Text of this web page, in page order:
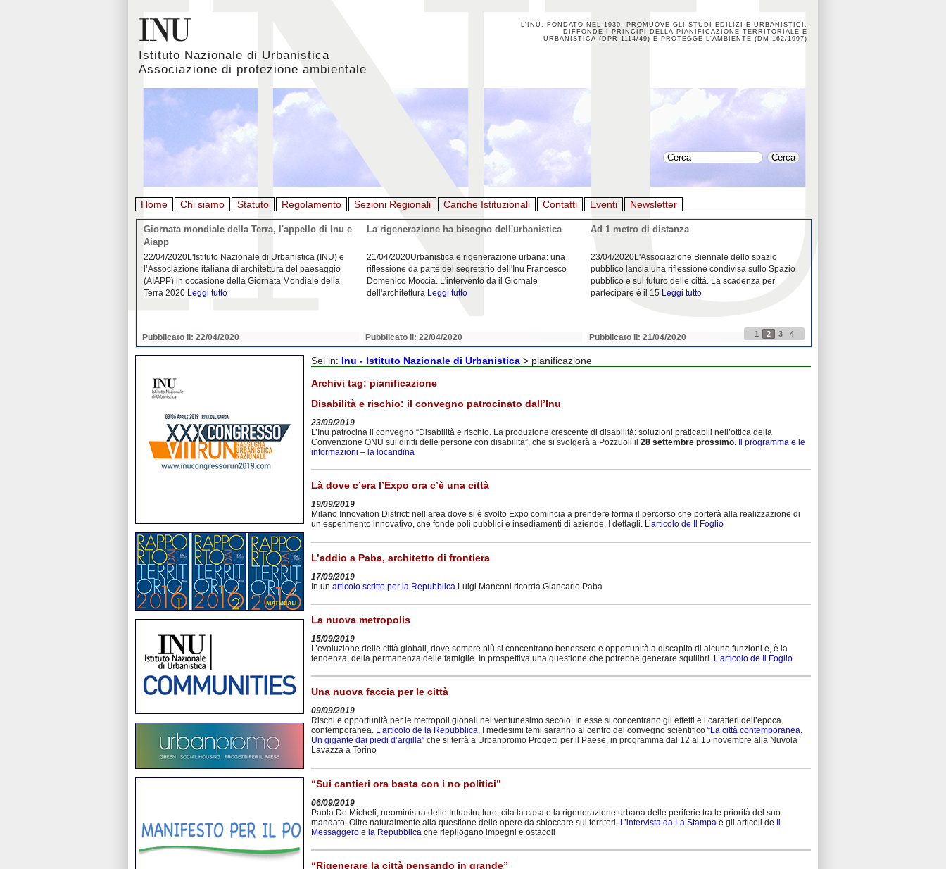
Istituto Nazionale di Urbanistica
Associazione di protezione ambientale
L'INU, FONDATO NEL 1930, PROMUOVE GLI STUDI EDILIZI E URBANISTICI,
DIFFONDE I PRINCÌPI DELLA PIANIFICAZIONE TERRITORIALE E
URBANISTICA (DPR 1114/49) E PROTEGGE L'AMBIENTE (DM 162/1997)
Home Chi siamo Statuto Regolamento Sezioni Regionali Cariche Istituzionali Contatti Eventi Newsletter
Giornata mondiale della Terra, l'appello di Inu e
Aiapp
22/04/2020L'Istituto Nazionale di Urbanistica (INU) e
l’Associazione italiana di architettura del paesaggio
(AIAPP) in occasione della Giornata Mondiale della
Terra 2020 Leggi tutto
Pubblicato il: 22/04/2020
La rigenerazione ha bisogno dell'urbanistica
21/04/2020Urbanistica e rigenerazione urbana: una
riflessione da parte del segretario dell'Inu Francesco
Domenico Moccia. L'intervento da il Giornale
dell'architettura Leggi tutto
Pubblicato il: 22/04/2020
Ad 1 metro di distanza
23/04/2020L'Associazione Biennale dello spazio
pubblico lancia una riflessione condivisa sullo Spazio
pubblico e sul futuro delle città. La scadenza per
partecipare è il 15 Leggi tutto
Pubblicato il: 21/04/2020 1 2 3 4
Sei in: Inu - Istituto Nazionale di Urbanistica > pianificazione
Archivi tag: pianificazione
Disabilità e rischio: il convegno patrocinato dall’Inu
23/09/2019
L’Inu patrocina il convegno “Disabilità e rischio. La produzione crescente di disabilità: soluzioni praticabili nell’ottica della
Convenzione ONU sui diritti delle persone con disabilità”, che si svolgerà a Pozzuoli il 28 settembre prossimo.
Il programma e le
informazioni – la locandina
Là dove c’era l’Expo ora c’è una città
19/09/2019
Milano Innovation District: nell’area dove si è svolto Expo comincia a prendere forma il percorso che porterà alla realizzazione di
un esperimento innovativo, che fonde poli pubblici e insediamenti di aziende. I dettagli. L’articolo de Il Foglio
L’addio a Paba, architetto di frontiera
17/09/2019
In un articolo scritto per la Repubblica Luigi Manconi ricorda Giancarlo Paba
La nuova metropolis
15/09/2019
L’evoluzione delle città globali, dove sempre più si concentrano benessere e opportunità a discapito di alcune funzioni e, è la
tendenza, della permanenza delle famiglie. In prospettiva una questione che potrebbe generare squilibri. L’articolo de Il Foglio
Una nuova faccia per le città
09/09/2019
Rischi e opportunità per le metropoli globali nel ventunesimo secolo. In esse si concentrano gli effetti e i caratteri dell’epoca
contemporanea. L’articolo de la Repubblica. I medesimi temi saranno al centro del convegno scientifico “La città contemporanea.
Un gigante dai piedi d’argilla” che si terrà a Urbanpromo Progetti per il Paese, in programma dal 12 al 15 novembre alla Nuvola
Lavazza a Torino
“Sui cantieri ora basta con i no politici”
06/09/2019
Paola De Micheli, neoministra delle Infrastrutture, cita la casa e la rigenerazione urbana delle periferie tra le priorità del suo
mandato. Oltre naturalmente alla questione delle opere da sbloccare sui territori. L’intervista da La Stampa e gli articoli de Il
Messaggero e la Repubblica che riepilogano impegni e ostacoli
“Rigenerare la città pensando in grande”